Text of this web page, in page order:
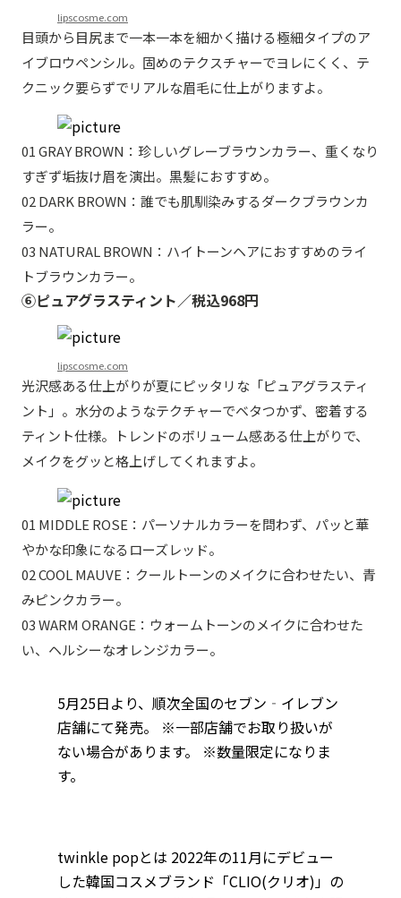
lipscosme.com
目頭から目尻まで一本一本を細かく描ける極細タイプのア
イブロウペンシル。固めのテクスチャーでヨレにくく、テ
クニック要らずでリアルな眉毛に仕上がりますよ。
01 GRAY BROWN：珍しいグレーブラウンカラー、重くなり
すぎず垢抜け眉を演出。黒髪におすすめ。
02 DARK BROWN：誰でも肌馴染みするダークブラウンカ
ラー。
03 NATURAL BROWN：ハイトーンヘアにおすすめのライ
トブラウンカラー。
⑥ピュアグラスティント／税込968円
lipscosme.com
光沢感ある仕上がりが夏にピッタリな「ピュアグラスティ
ント」。水分のようなテクチャーでベタつかず、密着する
ティント仕様。トレンドのボリューム感ある仕上がりで、
メイクをグッと格上げしてくれますよ。
01 MIDDLE ROSE：パーソナルカラーを問わず、パッと華
やかな印象になるローズレッド。
02 COOL MAUVE：クールトーンのメイクに合わせたい、青
みピンクカラー。
03 WARM ORANGE：ウォームトーンのメイクに合わせた
い、ヘルシーなオレンジカラー。
5月25日より、順次全国のセブン‐イレブン
店舗にて発売。 ※一部店舗でお取り扱いが
ない場合があります。 ※数量限定になりま
す。
twinkle popとは 2022年の11月にデビュー
した韓国コスメブランド「CLIO(クリオ)」の